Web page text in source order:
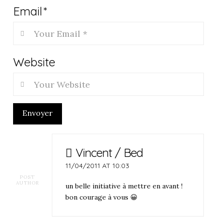
Email*
Website
Envoyer
POST
AUTHOR
Vincent / Bed
11/04/2011 AT 10:03
un belle initiative à mettre en avant !
bon courage à vous 😀